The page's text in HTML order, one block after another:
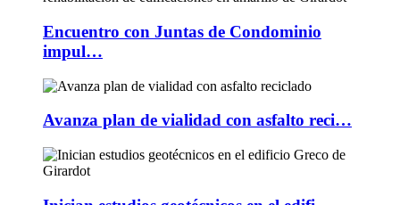
Encuentro con Juntas de Condominio
impul…
Avanza plan de vialidad con asfalto reci…